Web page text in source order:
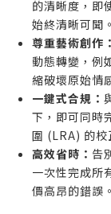
的清晰度，即
始終清晰可聞。
尊重藝術創作：
動態轉變，例
縮破壞原始情
一鍵式合規：
下，即可同時
圍 (LRA) 的校
高效省時： 告
一次性完成所
價高昂的錯誤。